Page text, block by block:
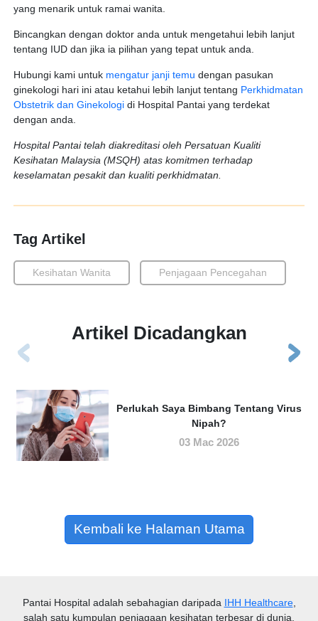
yang menarik untuk ramai wanita.
Bincangkan dengan doktor anda untuk mengetahui lebih lanjut
tentang IUD dan jika ia pilihan yang tepat untuk anda.
Hubungi kami untuk mengatur janji temu dengan pasukan
ginekologi hari ini atau ketahui lebih lanjut tentang Perkhidmatan
Obstetrik dan Ginekologidi Hospital Pantai yang terdekat
dengan anda.
Hospital Pantai telah diakreditasi oleh Persatuan Kualiti
Kesihatan Malaysia (MSQH) atas komitmen terhadap
keselamatan pesakit dan kualiti perkhidmatan.
Tag Artikel
Kesihatan Wanita Penjagaan Pencegahan
Artikel Dicadangkan
Perlukah Saya Bimbang Tentang Virus
Nipah?
03 Mac 2026
Kembali ke Halaman Utama
Pantai Hospitaladalah sebahagian daripada IHH Healthcare,
salah satu kumpulan penjagaan kesihatan terbesar di dunia.